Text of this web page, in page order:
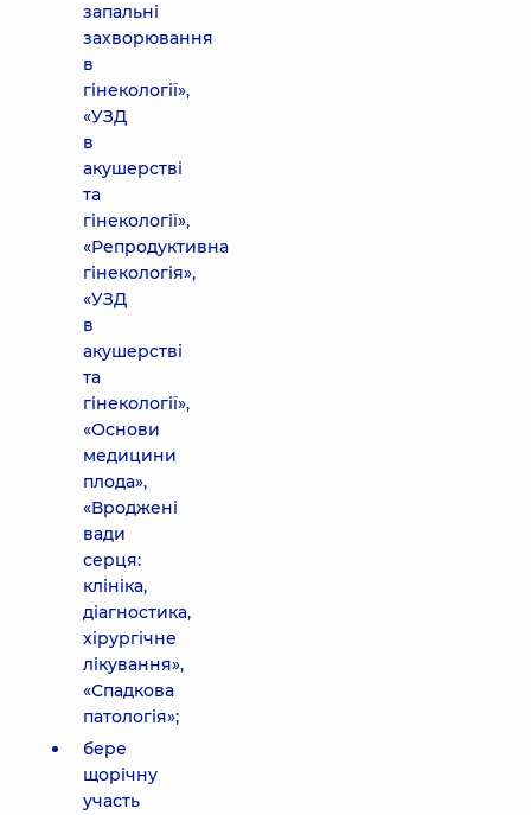
запальні
захворювання
в
гінекології»,
«УЗД
в
акушерстві
та
гінекології»,
«Репродуктивна
гінекологія»,
«УЗД
в
акушерстві
та
гінекології»,
«Основи
медицини
плода»,
«Вроджені
вади
серця:
клініка,
діагностика,
хірургічне
лікування»,
«Спадкова
патологія»;
бере
щорічну
участь